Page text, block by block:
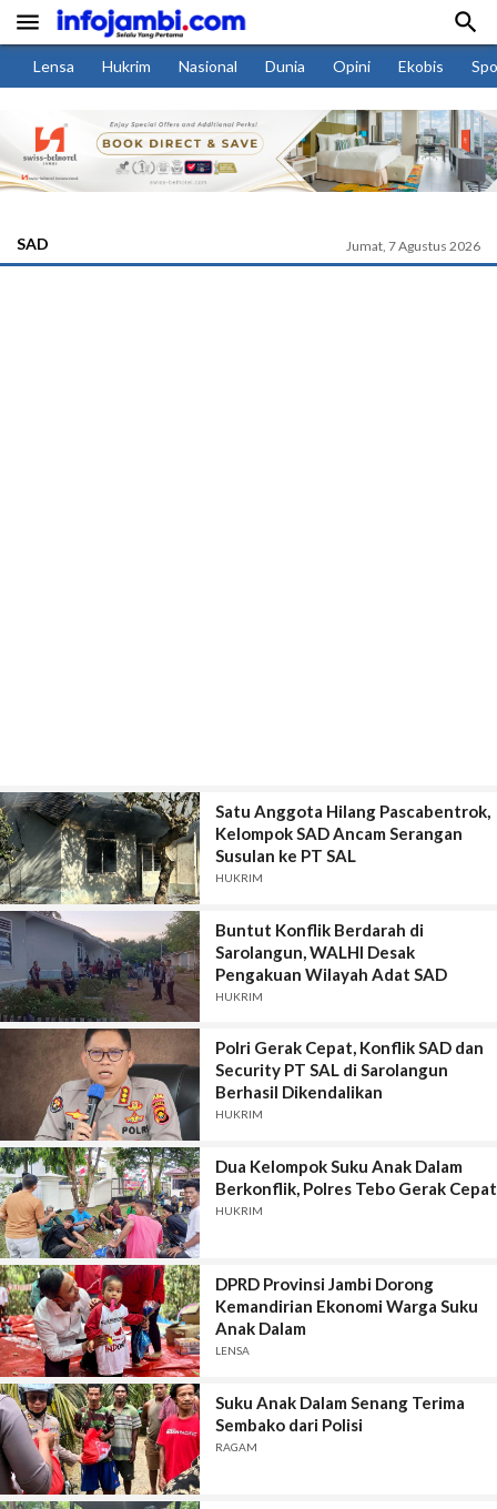
 
Lensa Hukrim Nasional Dunia Opini Ekobis
SAD Jumat, 7 Agustus 2026
Satu Anggota Hilang Pascabentrok,
Kelompok SAD Ancam Serangan
Susulan ke PT SAL
HUKRIM
Buntut Konflik Berdarah di
Sarolangun, WALHI Desak
Pengakuan Wilayah Adat SAD
HUKRIM
Polri Gerak Cepat, Konflik SAD dan
Security PT SAL di Sarolangun
Berhasil Dikendalikan
HUKRIM
Dua Kelompok Suku Anak Dalam
Berkonflik, Polres Tebo Gerak Cepat
HUKRIM
DPRD Provinsi Jambi Dorong
Kemandirian Ekonomi Warga Suku
Anak Dalam
LENSA
Suku Anak Dalam Senang Terima
Sembako dari Polisi
RAGAM